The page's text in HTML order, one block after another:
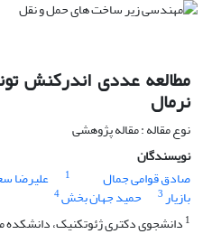
مطالعه عددی اندرکنش
نرمال
نوع مقاله : مقاله پژوهشی
نویسندگان
صادق قوامی جمال
1 علیرضا
بازیار3 حمید جهان بخش4
1 دانشجوی دکتری ژئوتکنیک، دانشکده